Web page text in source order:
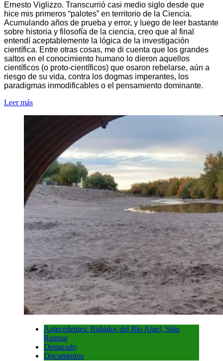
Ernesto Viglizzo. Transcurrió casi medio siglo desde que
hice mis primeros “palotes” en territorio de la Ciencia.
Acumulando años de prueba y error, y luego de leer bastante
sobre historia y filosofía de la ciencia, creo que al final
entendí aceptablemente la lógica de la investigación
científica. Entre otras cosas, me di cuenta que los grandes
saltos en el conocimiento humano lo dieron aquellos
científicos (o proto-científicos) que osaron rebelarse, aún a
riesgo de su vida, contra los dogmas imperantes, los
paradigmas inmodificables o el pensamiento dominante.
Leer más
Antecedentes: Bañados del Río Atuel, Sitio
Ramsar
Destacado
Documentos